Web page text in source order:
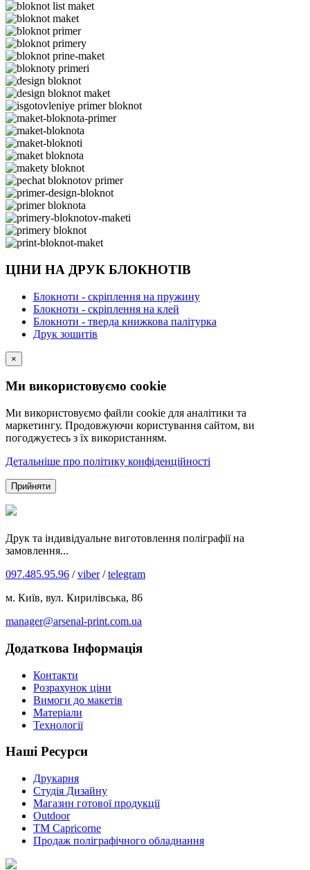
ЦІНИ НА ДРУК БЛОКНОТІВ
Блокноти - скріплення на пружину
Блокноти - скріплення на клей
Блокноти - тверда книжкова палітурка
Друк зошитів
×
Ми використовуємо cookie
Ми використовуємо файли cookie для аналітики та
маркетингу. Продовжуючи користування сайтом, ви
погоджуєтесь з їх використанням.
Детальніше про політику конфіденційності
Прийняти
Друк та індивідуальне виготовлення поліграфії на
замовлення...
097.485.95.96 /viber/telegram
м. Київ, вул. Кирилівська, 86
manager@arsenal-print.com.ua
Додаткова Інформація
Контакти
Розрахунок ціни
Вимоги до макетів
Матеріали
Технології
Наші Ресурси
Друкарня
Студія Дизайну
Магазин готової продукції
Outdoor
TM Capricorne
Продаж поліграфічного обладнання